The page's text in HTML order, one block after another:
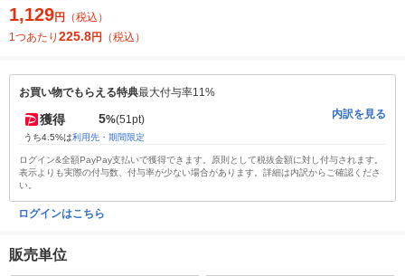
1,129円
（税込）
1つあたり 225.8円 （税込）
お買い物でもらえる特典最大付与率11%
獲得 5%(51pt)
うち4.5%は利用先・期間限定
内訳を見る
ログイン&全額PayPay支払いで獲得できます。原則として税抜金額に対し付与されます。
表示よりも実際の付与数、付与率が少ない場合があります。詳細は内訳からご確認くださ
い。
ログインはこちら
販売単位